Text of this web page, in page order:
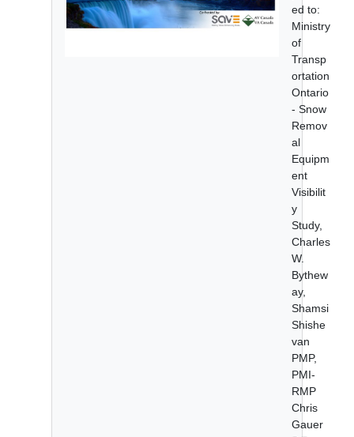
ed to:
Ministry
of
Transp
ortation
Ontario
- Snow
Remov
al
Equipm
ent
Visibilit
y
Study,
Charles
W.
Bythew
ay,
Shamsi
Shishe
van
PMP,
PMI-
RMP
Chris
Gauer